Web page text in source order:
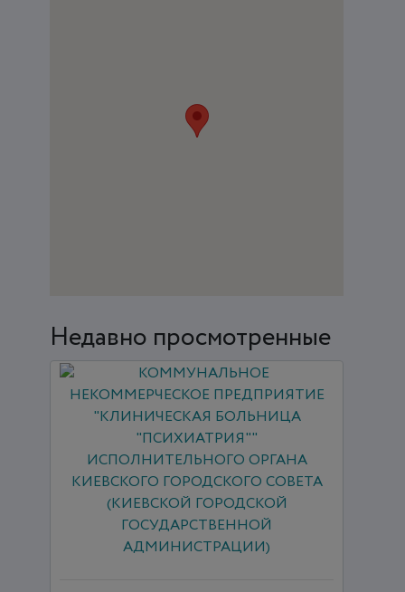
Недавно просмотренные